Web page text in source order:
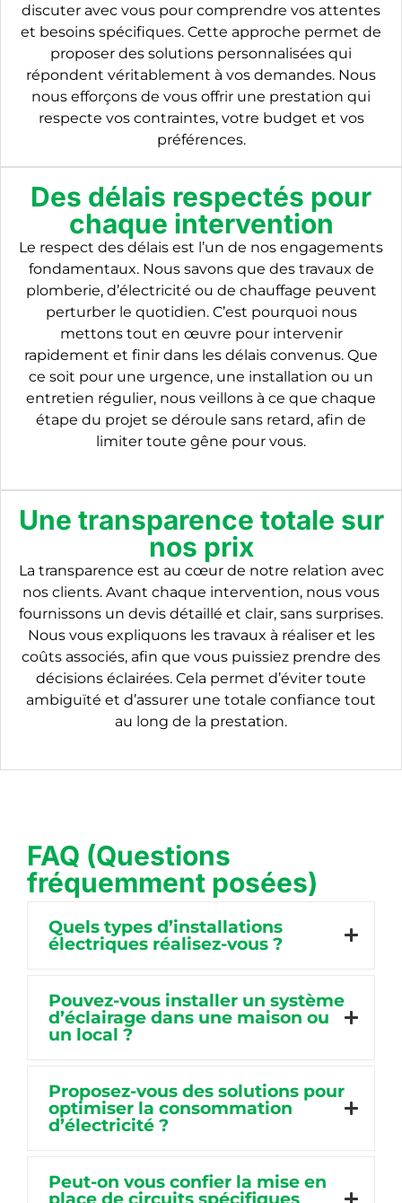
discuter avec vous pour comprendre vos attentes
et besoins spécifiques. Cette approche permet de
proposer des solutions personnalisées qui
répondent véritablement à vos demandes. Nous
nous efforçons de vous offrir une prestation qui
respecte vos contraintes, votre budget et vos
préférences.
Des délais respectés pour
chaque intervention
Le respect des délais est l’un de nos engagements
fondamentaux. Nous savons que des travaux de
plomberie, d’électricité ou de chauffage peuvent
perturber le quotidien. C’est pourquoi nous
mettons tout en œuvre pour intervenir
rapidement et finir dans les délais convenus. Que
ce soit pour une urgence, une installation ou un
entretien régulier, nous veillons à ce que chaque
étape du projet se déroule sans retard, afin de
limiter toute gêne pour vous.
Une transparence totale sur
nos prix
La transparence est au cœur de notre relation avec
nos clients. Avant chaque intervention, nous vous
fournissons un devis détaillé et clair, sans surprises.
Nous vous expliquons les travaux à réaliser et les
coûts associés, afin que vous puissiez prendre des
décisions éclairées. Cela permet d’éviter toute
ambiguïté et d’assurer une totale confiance tout
au long de la prestation.
FAQ (Questions
fréquemment posées)
Quels types d’installations
électriques réalisez-vous ?
Pouvez-vous installer un système
d’éclairage dans une maison ou
un local ?
Proposez-vous des solutions pour
optimiser la consommation
d’électricité ?
Peut-on vous confier la mise en
place de circuits spécifiques